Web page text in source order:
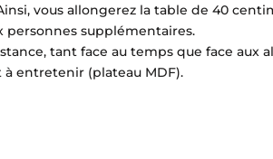
vous allongerez la table de 40
personnes supplémentaires.
tant face au temps que face aux
à entretenir (plateau MDF).